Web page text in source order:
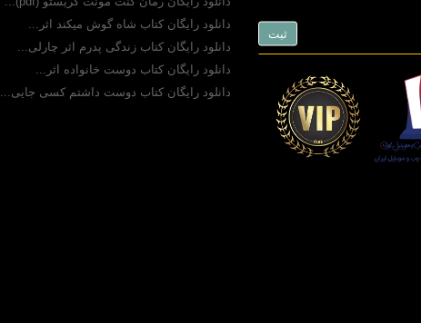
دانلود رایگان کتاب شاه گوش میکند اثر...
دانلود رایگان کتاب زندگی پدرم اثر چارلی...
دانلود رایگان کتاب دوست خانواده اثر...
دانلود رایگان کتاب دوست داشتم کسی جایی...